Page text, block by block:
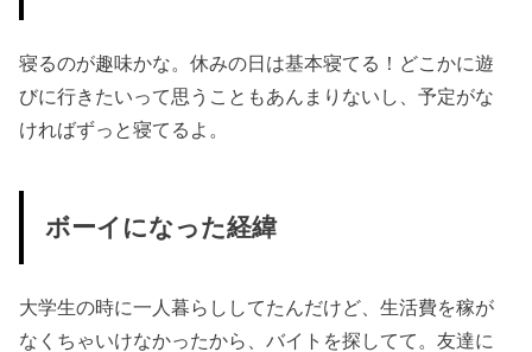
寝るのが趣味かな。休みの日は基本寝てる！どこかに遊
びに行きたいって思うこともあんまりないし、予定がな
ければずっと寝てるよ。
ボーイになった経緯
大学生の時に一人暮らししてたんだけど、生活費を稼が
なくちゃいけなかったから、バイトを探してて。友達に